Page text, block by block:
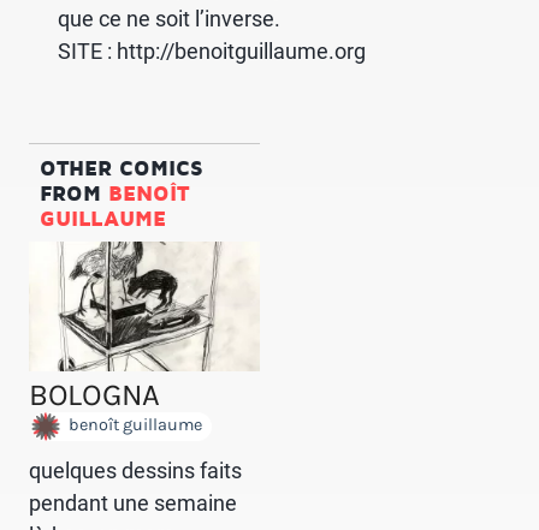
que ce ne soit l’inverse.
SITE : http://benoitguillaume.org
OTHER COMICS
FROM BENOÎT
GUILLAUME
BOLOGNA
benoît guillaume
quelques dessins faits
pendant une semaine